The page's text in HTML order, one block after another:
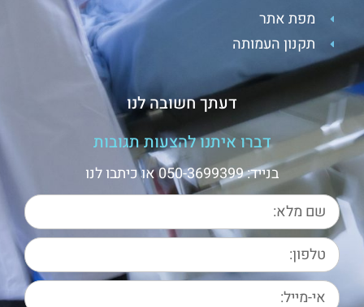
מפת אתר
תקנון העמותה
דעתך חשובה לנו
דברו איתנו להצעות תגובות
בנייד: 050-3699399 או כיתבו לנו